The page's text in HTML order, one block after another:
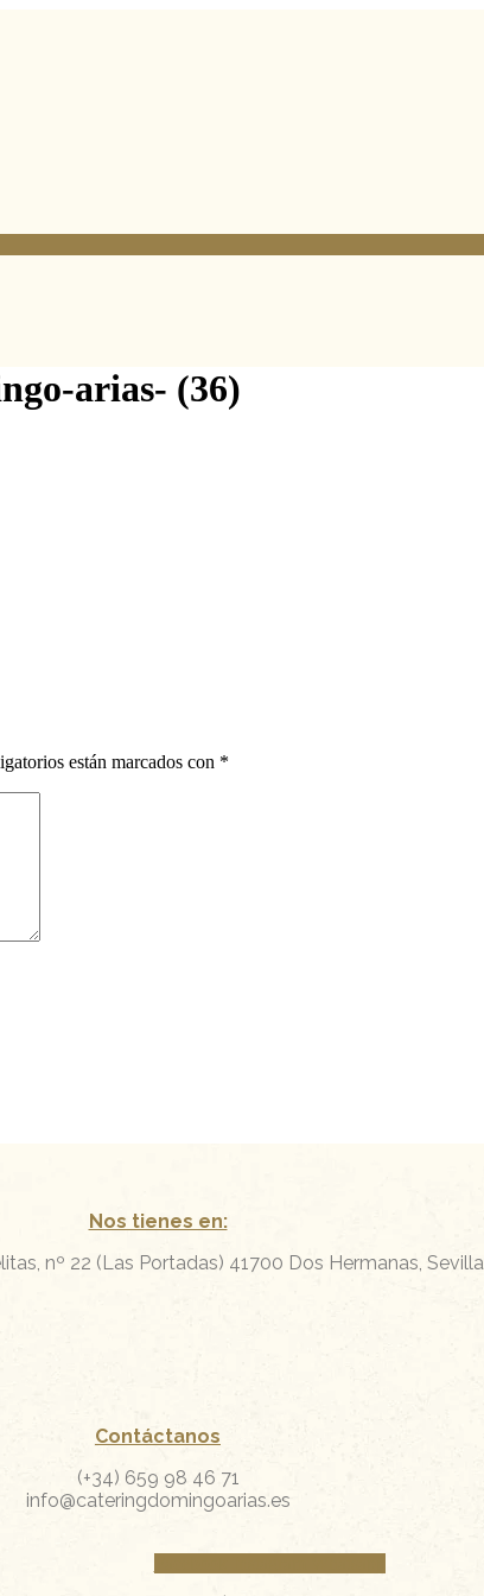
arias- (36)
están marcados con *
Nos tienes en:
nº 22 (Las Portadas) 41700 Dos Hermanas, Sevilla
Contáctanos
(+34) 659 98 46 71
info@cateringdomingoarias.es